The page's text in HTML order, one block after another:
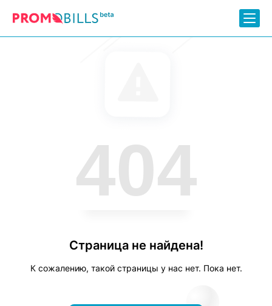
404
Страница не найдена!
К сожалению, такой страницы у нас нет. Пока нет.